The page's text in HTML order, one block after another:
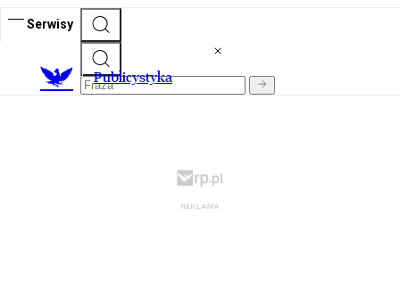
Serwisy
Publicystyka